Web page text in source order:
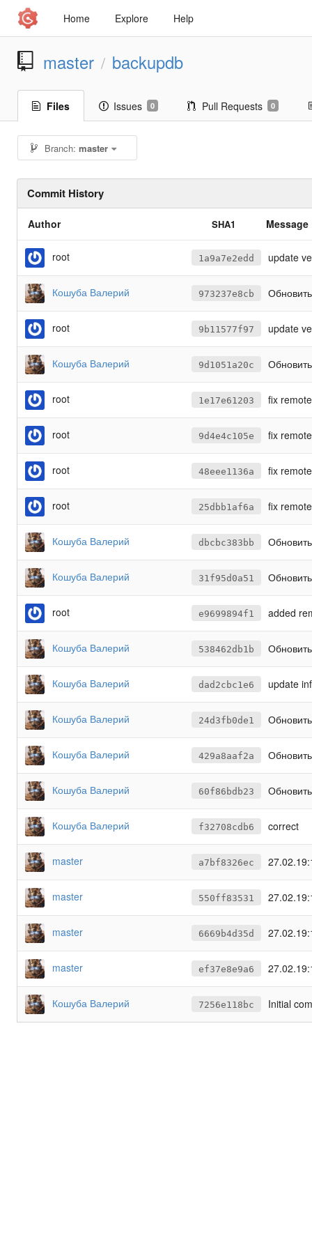
Home Explore Help
master / backupdb
Files Issues 0 Pull Requests 0
Branch: master
Commit History
Author SHA1 Message
root 1a9a7e2edd update
Кошуба Валерий 973237e8cb
root 9b11577f97 update
Кошуба Валерий 9d1051a20c
root 1e17e61203 fix
root 9d4e4c105e fix
root 48eee1136a fix
root 25dbb1af6a fix
Кошуба Валерий dbcbc383bb
Кошуба Валерий 31f95d0a51
root e9699894f1 added remote
Кошуба Валерий 538462db1b
Кошуба Валерий dad2cbc1e6 update
Кошуба Валерий 24d3fb0de1
Кошуба Валерий 429a8aaf2a
Кошуба Валерий 60f86bdb23
Кошуба Валерий f32708cdb6 correct
master a7bf8326ec
master 550ff83531
master 6669b4d35d
master ef37e8e9a6
Кошуба Валерий 7256e118bc Initial